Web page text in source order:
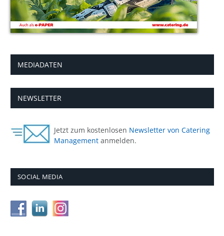
MEDIADATEN
NEWSLETTER
Jetzt zum kostenlosen Newsletter von Catering
Management anmelden.
SOCIAL MEDIA